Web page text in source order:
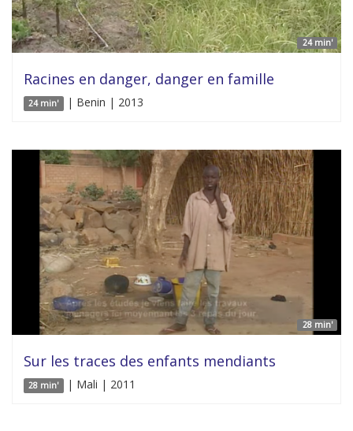
24 min'
Racines en danger, danger en famille
24 min' | Benin | 2013
28 min'
Sur les traces des enfants mendiants
28 min' | Mali | 2011